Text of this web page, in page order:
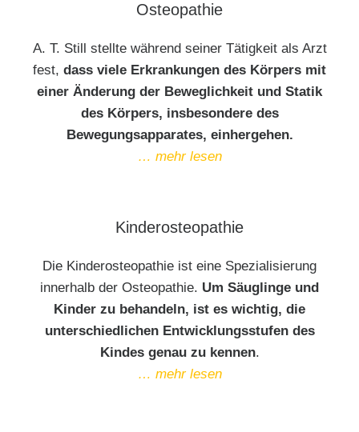
Osteopathie
A. T. Still stellte während seiner Tätigkeit als Arzt
fest, dass viele Erkrankungen des Körpers mit
einer Änderung der Beweglichkeit und Statik
des Körpers, insbesondere des
Bewegungsapparates, einhergehen.
… mehr lesen
Kinderosteopathie
Die Kinderosteopathie ist eine Spezialisierung
innerhalb der Osteopathie. Um Säuglinge und
Kinder zu behandeln, ist es wichtig, die
unterschiedlichen Entwicklungsstufen des
Kindes genau zu kennen.
… mehr lesen